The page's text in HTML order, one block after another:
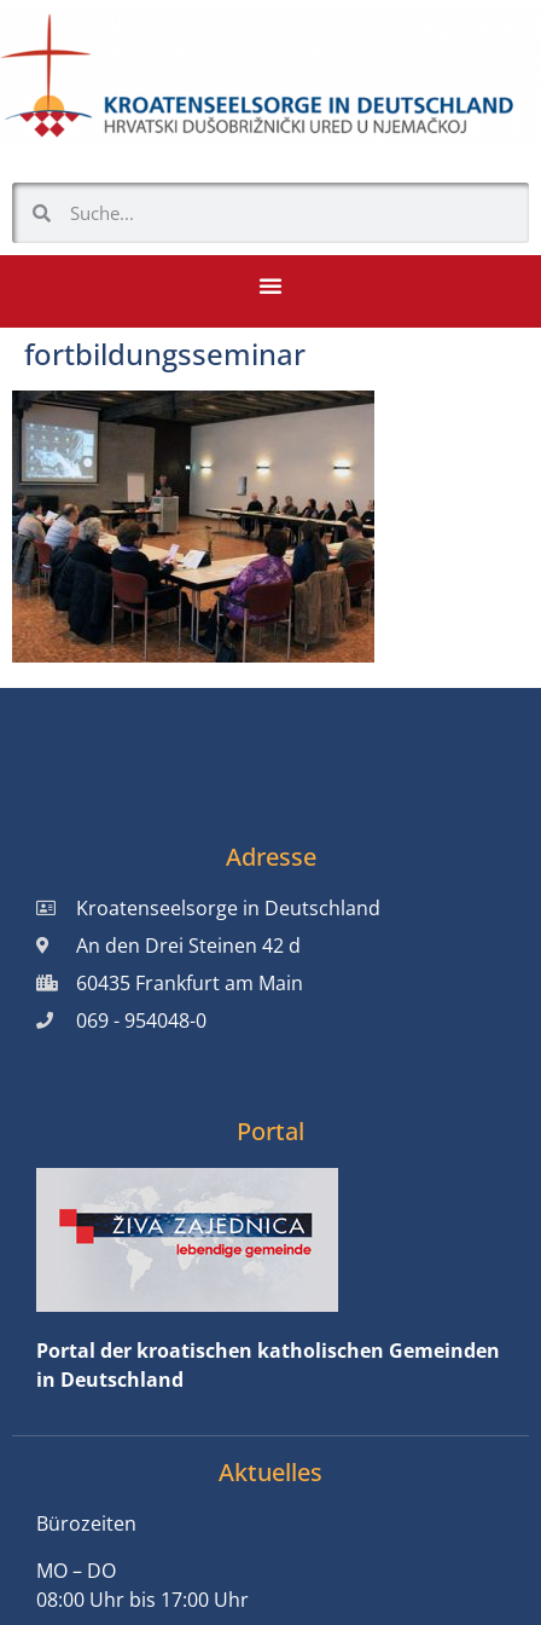
fortbildungsseminar
Adresse
Kroatenseelsorge in Deutschland
An den Drei Steinen 42 d
60435 Frankfurt am Main
069 - 954048-0
Portal
Portal der kroatischen katholischen Gemeinden
in Deutschland
Aktuelles
Bürozeiten
MO – DO
08:00 Uhr bis 17:00 Uhr